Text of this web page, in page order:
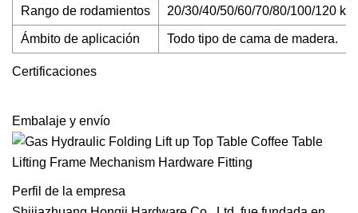
Rango de rodamientos 20/30/40/50/60/70/80/100/120
Ámbito de aplicación Todo tipo de cama de madera.
Certificaciones
Embalaje y envío
Perfil de la empresa